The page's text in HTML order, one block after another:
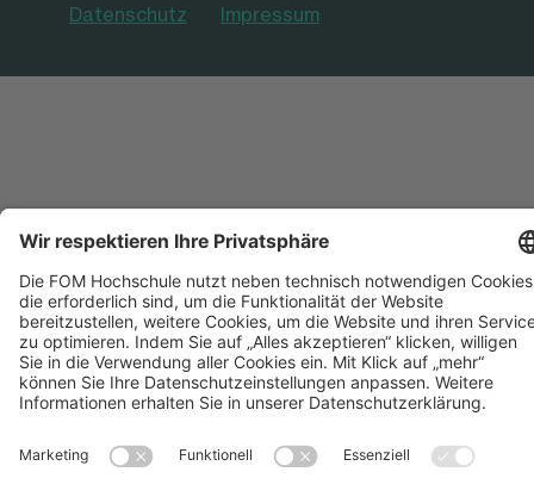
Datenschutz Impressum